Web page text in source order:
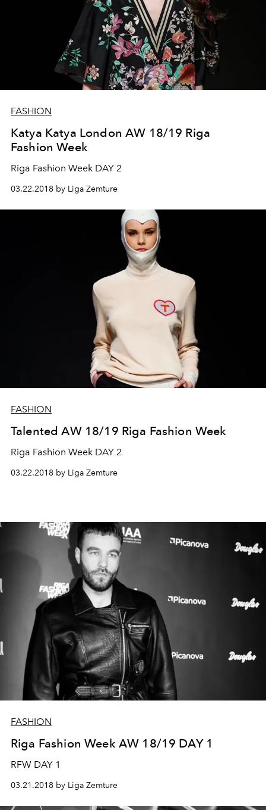
FASHION
Katya Katya London AW 18/19 Riga
Fashion Week
Riga Fashion Week DAY 2
03.22.2018 by Liga Zemture
FASHION
Talented AW 18/19 Riga Fashion Week
Riga Fashion Week DAY 2
03.22.2018 by Liga Zemture
FASHION
Riga Fashion Week AW 18/19 DAY 1
RFW DAY 1
03.21.2018 by Liga Zemture